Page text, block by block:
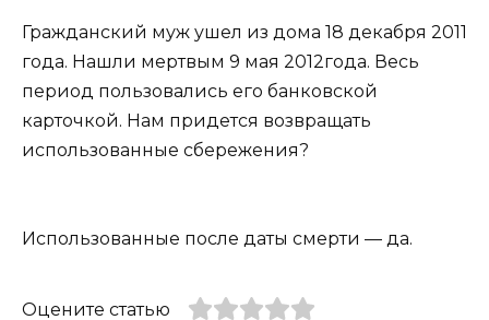
Гражданский муж ушел из дома 18 декабря 2011
года. Нашли мертвым 9 мая 2012года. Весь
период пользовались его банковской
карточкой. Нам придется возвращать
использованные сбережения?
Использованные после даты смерти — да.
Оцените статью